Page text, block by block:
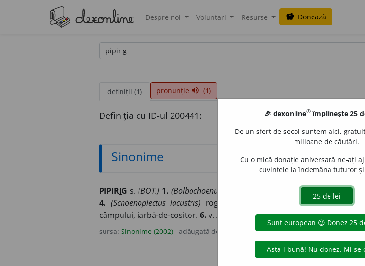
Despre noi Voluntari Resurse savings Donează
definiții (1) pronunție volume_up (1)
Definiția cu ID-ul 200441:
Sinonime
PIPIRIG s.(BOT.) 1. (Bolbochoenus maritimus) (reg.) rogoz.2.
4. (Schoenoplectus lacustris) rogoz, (reg.) păpurică, țiperig, papură-
câmpului, iarbă-de-cositor. 6. v. stuf.
sursa: Sinonime (2002) adăugată de acțiuni
🎉 dexonline® împlinește 25
De un sfert de secol suntem aici,
milioane de căutări.
Cu o mică donație aniversară ne-ați
cuvintele la îndemâna tuturor